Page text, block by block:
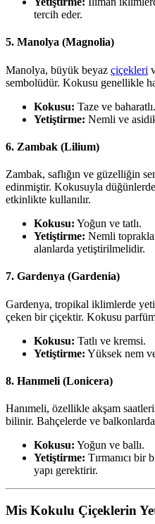
tercih eder.
5. Manolya (Magnolia)
Manolya, büyük beyaz çiçekleri
sembolüdür. Kokusu genellikle
Kokusu: Taze ve baharatlı.
Yetiştirme: Nemli ve
6. Zambak (Lilium)
Zambak, saflığın ve güzelliğin
edinmiştir. Kokusuyla
etkinlikte kullanılır.
Kokusu: Yoğun ve tatlı.
Yetiştirme: Nemli
alanlarda yetiştirilmelidir.
7. Gardenya (Gardenia)
Gardenya, tropikal iklimlerde
çeken bir çiçektir. Kokusu
Kokusu: Tatlı ve kremsi.
Yetiştirme: Yüksek nem
8. Hanımeli (Lonicera)
Hanımeli, özellikle akşam
bilinir. Bahçelerde ve
Kokusu: Yoğun ve ballı.
Yetiştirme: Tırmanıcı
yapı gerektirir.
Mis Kokulu Çiçeklerin